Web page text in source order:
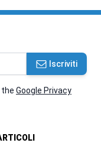
Iscriviti
the Google Privacy